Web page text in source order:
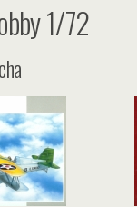
1/72